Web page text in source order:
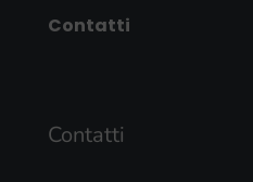
Contatti
Contatti